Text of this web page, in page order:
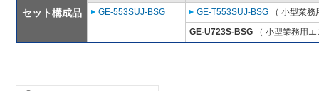
セット構成品
GE-553SUJ-BSG
GE-T553SUJ-BSG （ 小型業
GE-U723S-BSG （ 小型業務用